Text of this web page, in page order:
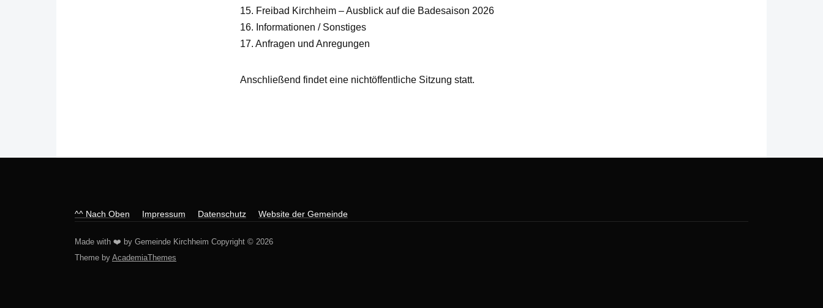
15. Freibad Kirchheim – Ausblick auf die Badesaison 2026
16. Informationen / Sonstiges
17. Anfragen und Anregungen
Anschließend findet eine nichtöffentliche Sitzung statt.
^^ Nach Oben Impressum Datenschutz Website der Gemeinde
Made with ❤️ by Gemeinde Kirchheim Copyright © 2026
Theme by AcademiaThemes